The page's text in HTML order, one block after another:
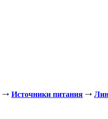
Источники питания